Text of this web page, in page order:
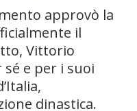
approvò la
il
Vittorio
sé e per i suoi
dinastica.